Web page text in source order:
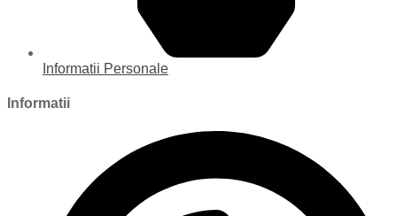
Informatii Personale
Informatii